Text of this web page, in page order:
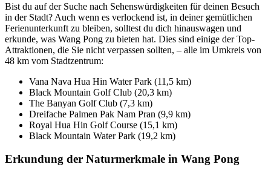
Bist du auf der Suche nach Sehenswürdigkeiten für deinen Besuch
in der Stadt? Auch wenn es verlockend ist, in deiner gemütlichen
Ferienunterkunft zu bleiben, solltest du dich hinauswagen und
erkunde, was Wang Pong zu bieten hat. Dies sind einige der Top-
Attraktionen, die Sie nicht verpassen sollten, – alle im Umkreis von
48 km vom Stadtzentrum:
Vana Nava Hua Hin Water Park (11,5 km)
Black Mountain Golf Club (20,3 km)
The Banyan Golf Club (7,3 km)
Dreifache Palmen Pak Nam Pran (9,9 km)
Royal Hua Hin Golf Course (15,1 km)
Black Mountain Water Park (19,2 km)
Erkundung der Naturmerkmale in Wang Pong